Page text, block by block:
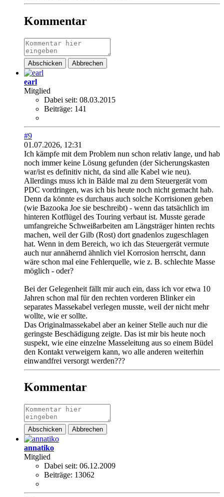
Kommentar
Abschicken Abbrechen
earl
Mitglied
Dabei seit: 08.03.2015
Beiträge: 141
#9
01.07.2026, 12:31
Ich kämpfe mit dem Problem nun schon relativ lange, und hab
noch immer keine Lösung gefunden (der Sicherungskasten
war/ist es definitiv nicht, da sind alle Kabel wie neu).
Allerdings muss ich in Bälde mal zu dem Steuergerät vom
PDC vordringen, was ich bis heute noch nicht gemacht hab.
Denn da könnte es durchaus auch solche Korrisionen geben
(wie Bazooka Joe sie beschreibt) - wenn das tatsächlich im
hinteren Kotflügel des Touring verbaut ist. Musste gerade
umfangreiche Schweißarbeiten am Längsträger hinten rechts
machen, weil der Gilb (Rost) dort gnadenlos zugeschlagen
hat. Wenn in dem Bereich, wo ich das Steuergerät vermute
auch nur annähernd ähnlich viel Korrosion herrscht, dann
wäre schon mal eine Fehlerquelle, wie z. B. schlechte Masse
möglich - oder?
Bei der Gelegenheit fällt mir auch ein, dass ich vor etwa 10
Jahren schon mal für den rechten vorderen Blinker ein
separates Massekabel verlegen musste, weil der nicht mehr
wollte, wie er sollte.
Das Originalmassekabel aber an keiner Stelle auch nur die
geringste Beschädigung zeigte. Das ist mir bis heute noch
suspekt, wie eine einzelne Masseleitung aus so einem Büdel
den Kontakt verweigern kann, wo alle anderen weiterhin
einwandfrei versorgt werden???
Kommentar
Abschicken Abbrechen
annatiko
Mitglied
Dabei seit: 06.12.2009
Beiträge: 13062